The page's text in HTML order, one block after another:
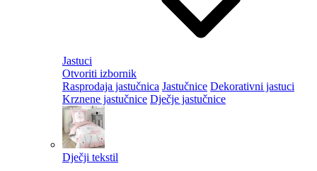
Jastuci
Otvoriti izbornik
Rasprodaja jastučnica Jastučnice Dekorativni jastuci
Krznene jastučnice Dječje jastučnice
Dječji tekstil